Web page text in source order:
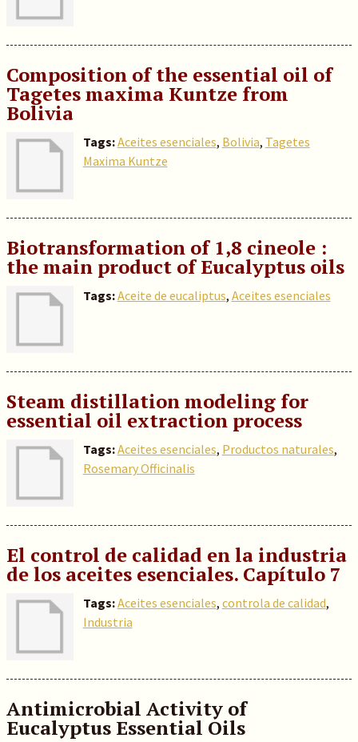
Composition of the essential oil of
Tagetes maxima Kuntze from
Bolivia
Tags:Aceites esenciales, Bolivia, Tagetes
Maxima Kuntze
Biotransformation of 1,8 cineole :
the main product of Eucalyptus oils
Tags:Aceite de eucaliptus, Aceites esenciales
Steam distillation modeling for
essential oil extraction process
Tags:Aceites esenciales, Productos naturales,
Rosemary Officinalis
El control de calidad en la industria
de los aceites esenciales. Capítulo 7
Tags:Aceites esenciales, controla de calidad,
Industria
Antimicrobial Activity of
Eucalyptus Essential Oils